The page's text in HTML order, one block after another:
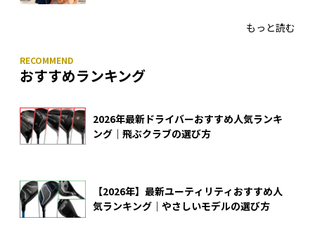
もっと読む
おすすめランキング
2026年最新ドライバーおすすめ人気ランキ
ング｜飛ぶクラブの選び方
【2026年】最新ユーティリティおすすめ人
気ランキング｜やさしいモデルの選び方